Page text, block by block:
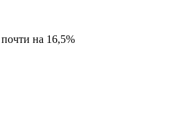
на 16,5%